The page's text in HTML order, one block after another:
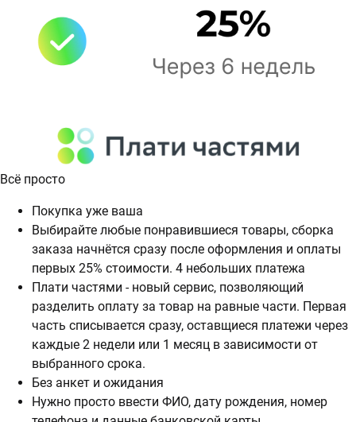
Всё просто
Покупка уже ваша
Выбирайте любые понравившиеся товары, сборка
заказа начнётся сразу после оформления и оплаты
первых 25% стоимости. 4 небольших платежа
Плати частями - новый сервис, позволяющий
разделить оплату за товар на равные части. Первая
часть списывается сразу, оставщиеся платежи через
каждые 2 недели или 1 месяц в зависимости от
выбранного срока.
Без анкет и ожидания
Нужно просто ввести ФИО, дату рождения, номер